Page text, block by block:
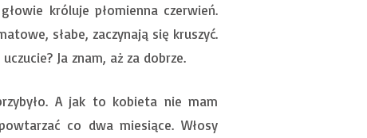
króluje płomienna czerwień.
słabe, zaczynają się kruszyć.
Ja znam, aż za dobrze.
A jak to kobieta nie mam
co dwa miesiące. Włosy